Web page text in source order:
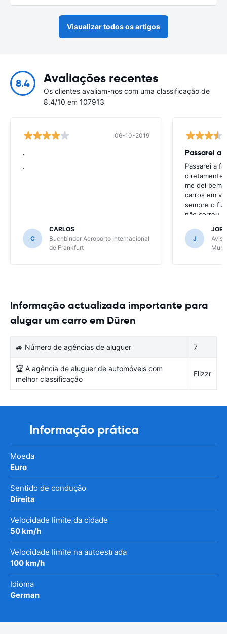
Visualizar todos os artigos
8.4 Avaliações recentes
Os clientes avaliam-nos com uma classificação de
8.4/10 em 107913
06-10-2019
.
.
C
CARLOS
Buchbinder Aeroporto Internacional
de Frankfurt
Passarei a
Passarei a
diretamente
me dei bem
carros em
sempre o fiz
não correu
J
Avis
Informação actualizada importante para
alugar um carro em Düren
🚙 Número de agências de aluguer 7
🏆 A agência de aluguer de automóveis com
melhor classificação
Flizzr
Informação prática
Moeda
Euro
Sentido de condução
Direita
Velocidade limite da cidade
50 km/h
Velocidade limite na autoestrada
100 km/h
Idioma
German